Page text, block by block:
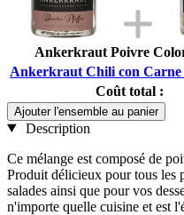
Ankerkraut Poivre
Ankerkraut Chili con Carne
Coût total :
Ajouter l'ensemble au panier
Description
Ce mélange est composé de
Produit délicieux pour tous les
salades ainsi que pour vos
n'importe quelle cuisine et est